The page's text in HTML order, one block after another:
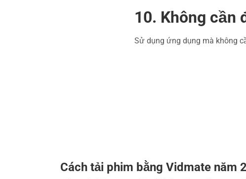
10. Không cần
Sử dụng ứng dụng mà không
Cách tải phim bằng Vidmate năm